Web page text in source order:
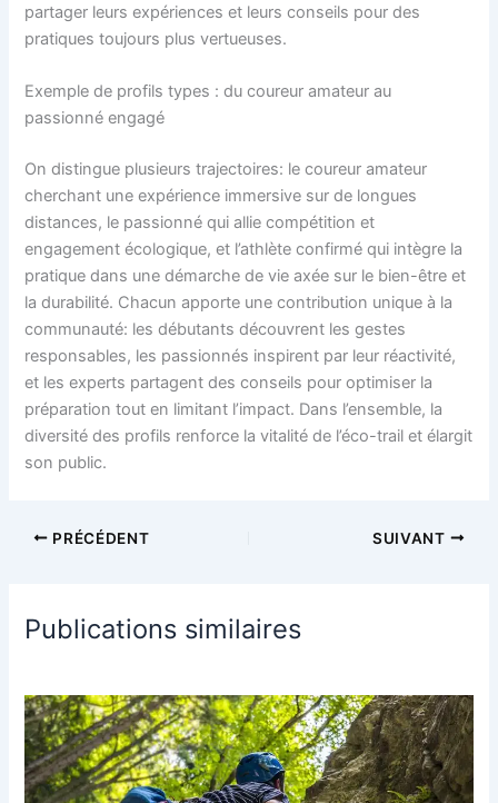
partager leurs expériences et leurs conseils pour des
pratiques toujours plus vertueuses.
Exemple de profils types : du coureur amateur au
passionné engagé
On distingue plusieurs trajectoires: le coureur amateur
cherchant une expérience immersive sur de longues
distances, le passionné qui allie compétition et
engagement écologique, et l’athlète confirmé qui intègre la
pratique dans une démarche de vie axée sur le bien-être et
la durabilité. Chacun apporte une contribution unique à la
communauté: les débutants découvrent les gestes
responsables, les passionnés inspirent par leur réactivité,
et les experts partagent des conseils pour optimiser la
préparation tout en limitant l’impact. Dans l’ensemble, la
diversité des profils renforce la vitalité de l’éco-trail et élargit
son public.
PRÉCÉDENT SUIVANT
Publications similaires